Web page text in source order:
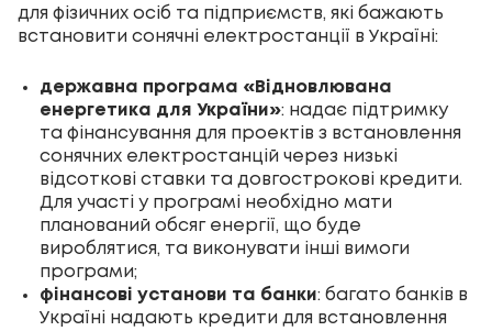
для фізичних осіб та підприємств, які бажають
встановити сонячні електростанції в Україні:
державна програма «Відновлювана
енергетика для України»: надає підтримку
та фінансування для проектів з встановлення
сонячних електростанцій через низькі
відсоткові ставки та довгострокові кредити.
Для участі у програмі необхідно мати
планований обсяг енергії, що буде
вироблятися, та виконувати інші вимоги
програми;
фінансові установи та банки: багато банків в
Україні надають кредити для встановлення